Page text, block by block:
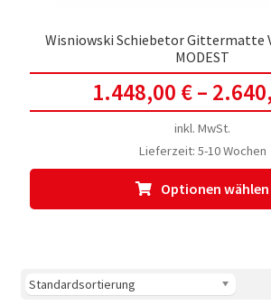
Wisniowski Schiebetor Gittermatte
MODEST
1.448,00 €–
inkl. MwSt.
Lieferzeit: 5-10 Wochen
Optionen wählen